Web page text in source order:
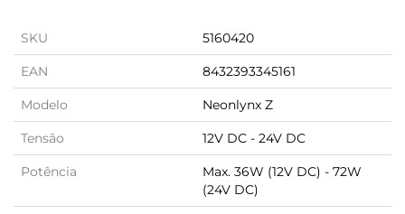
SKU 5160420
EAN 8432393345161
Modelo Neonlynx Z
Tensão 12V DC - 24V DC
Potência
Max. 36W (12V DC) - 72W
(24V DC)